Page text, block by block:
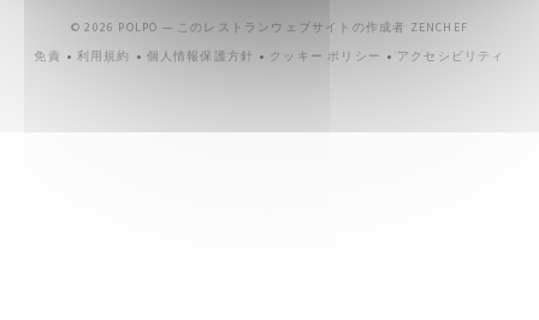
© 2026 POLPO — このレストランウェブサイトの作成者 ZENCHEF
免責
利用規約
個人情報保護方針
クッキー ポリシー
アクセシビリティ